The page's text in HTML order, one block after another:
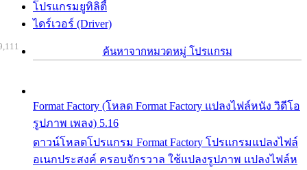
โปรแกรมยูทิลิตี้
ไดร์เวอร์ (Driver)
ค้นหาจากหมวดหมู่ โปรแกรม
Format Factory (โหลด Format Factory แปลงไฟล์หนัง วิดีโอ
รูปภาพ เพลง) 5.16
ดาวน์โหลดโปรแกรม Format Factory โปรแกรมแปลงไฟล์
อเนกประสงค์ ครอบจักรวาล ใช้แปลงรูปภาพ แปลงไฟล์ห